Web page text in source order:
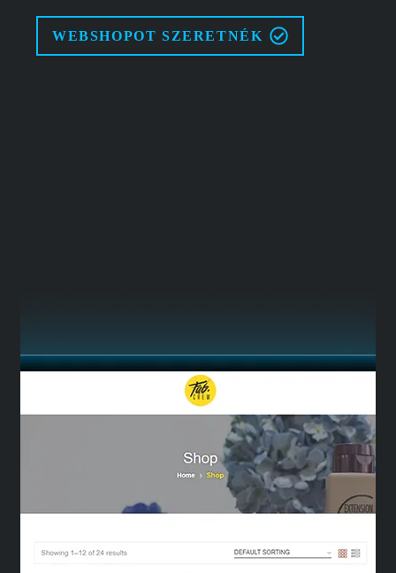
WEBSHOPOT SZERETNÉK